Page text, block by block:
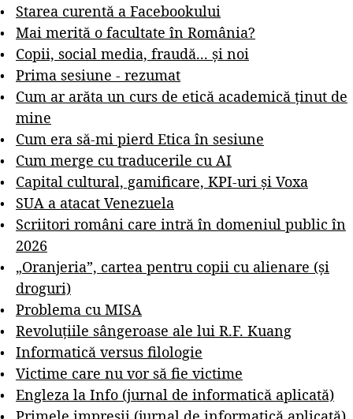
Starea curentă a Facebookului
Mai merită o facultate în România?
Copii, social media, fraudă... și noi
Prima sesiune - rezumat
Cum ar arăta un curs de etică academică ținut de
mine
Cum era să-mi pierd Etica în sesiune
Cum merge cu traducerile cu AI
Capital cultural, gamificare, KPI-uri și Voxa
SUA a atacat Venezuela
Scriitori români care intră în domeniul public în
2026
„Oranjeria”, cartea pentru copii cu alienare (și
droguri)
Problema cu MISA
Revoluțiile sângeroase ale lui R.F. Kuang
Informatică versus filologie
Victime care nu vor să fie victime
Engleza la Info (jurnal de informatică aplicată)